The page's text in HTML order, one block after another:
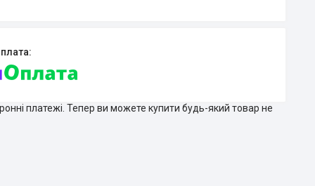
платежі. Тепер ви можете купити будь-який товар не